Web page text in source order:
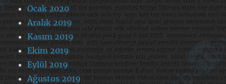
Ocak 2020
Aralık 2019
Kasım 2019
Ekim 2019
Eylül 2019
Ağustos 2019